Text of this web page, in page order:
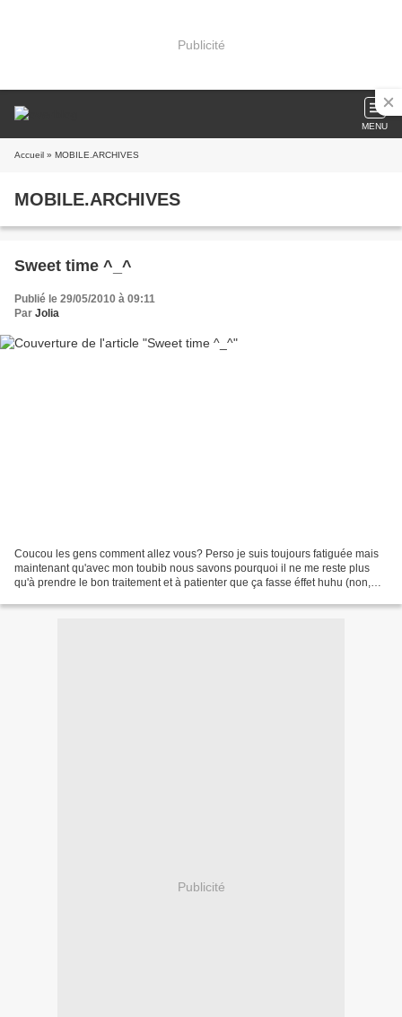
Publicité
MENU
Accueil » MOBILE.ARCHIVES
MOBILE.ARCHIVES
Sweet time ^_^
Publié le 29/05/2010 à 09:11
Par Jolia
Coucou les gens comment allez vous? Perso je suis toujours fatiguée mais
maintenant qu'avec mon toubib nous savons pourquoi il ne me reste plus
qu'à prendre le bon traitement et à patienter que ça fasse éffet huhu (non,
Publicité